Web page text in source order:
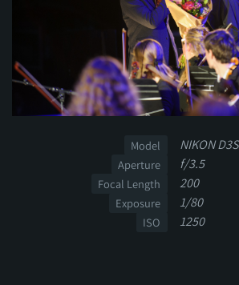
Model NIKON D3S
Aperture f/3.5
Focal Length 200
Exposure 1/80
ISO 1250